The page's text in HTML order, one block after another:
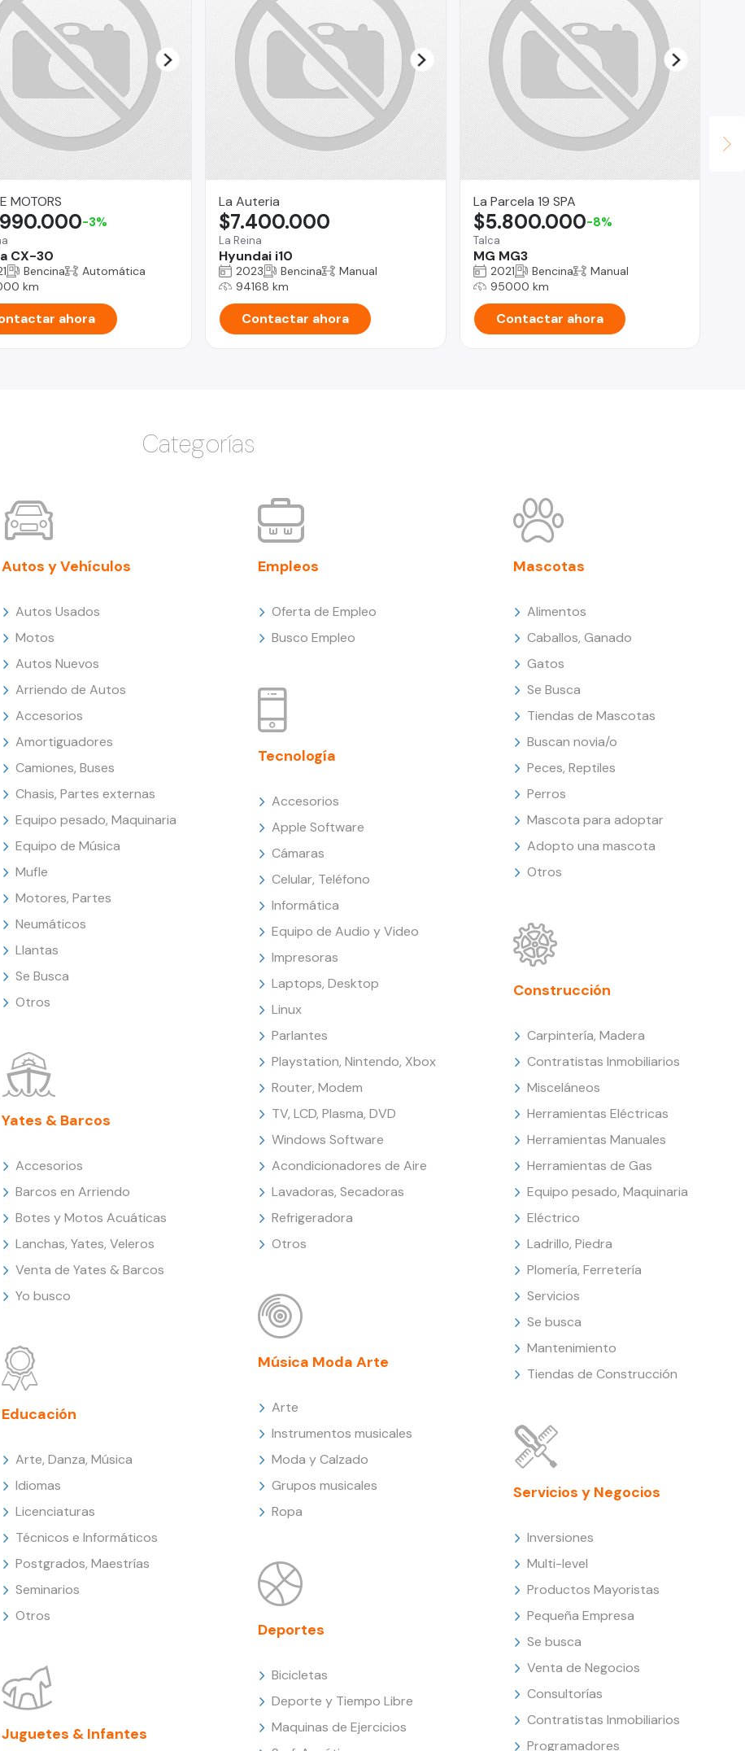
MOTORS
CX-30
-3%
Bencina
Automática
km
ahora
La Auteria
La Reina
Hyundai i10
$7.400.000
2023 Bencina
Manual
94168 km
Contactar ahora
La Parcela 19 SPA
Talca
MG MG3
$5.800.000-8%
2021 Bencina
Manual
95000 km
Contactar ahora
Categorías
Autos y Vehículos
Autos Usados
Motos
Autos Nuevos
Arriendo de Autos
Accesorios
Amortiguadores
Camiones, Buses
Chasis, Partes externas
Equipo pesado, Maquinaria
Equipo de Música
Mufle
Motores, Partes
Neumáticos
Llantas
Se Busca
Otros
Yates & Barcos
Accesorios
Barcos en Arriendo
Botes y Motos Acuáticas
Lanchas, Yates, Veleros
Venta de Yates & Barcos
Yo busco
Educación
Arte, Danza, Música
Idiomas
Licenciaturas
Técnicos e Informáticos
Postgrados, Maestrías
Seminarios
Otros
Juguetes & Infantes
Empleos
Oferta de Empleo
Busco Empleo
Tecnología
Accesorios
Apple Software
Cámaras
Celular, Teléfono
Informática
Equipo de Audio y Video
Impresoras
Laptops, Desktop
Linux
Parlantes
Playstation, Nintendo, Xbox
Router, Modem
TV, LCD, Plasma, DVD
Windows Software
Acondicionadores de Aire
Lavadoras, Secadoras
Refrigeradora
Otros
Música Moda Arte
Arte
Instrumentos musicales
Moda y Calzado
Grupos musicales
Ropa
Deportes
Bicicletas
Deporte y Tiempo Libre
Maquinas de Ejercicios
Mascotas
Alimentos
Caballos, Ganado
Gatos
Se Busca
Tiendas de Mascotas
Buscan novia/o
Peces, Reptiles
Perros
Mascota para adoptar
Adopto una mascota
Otros
Construcción
Carpintería, Madera
Contratistas Inmobiliarios
Misceláneos
Herramientas Eléctricas
Herramientas Manuales
Herramientas de Gas
Equipo pesado, Maquinaria
Eléctrico
Ladrillo, Piedra
Plomería, Ferretería
Servicios
Se busca
Mantenimiento
Tiendas de Construcción
Servicios y Negocios
Inversiones
Multi-level
Productos Mayoristas
Pequeña Empresa
Se busca
Venta de Negocios
Consultorías
Contratistas Inmobiliarios
Programadores